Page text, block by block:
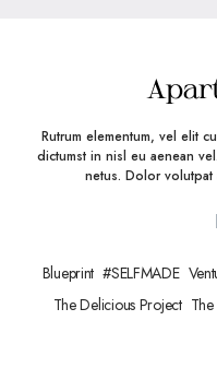
Rutrum elementum, vel elit
dictumst in nisl eu aenean
netus. Dolor volutpat
Blueprint #SELFMADE
The Delicious Project